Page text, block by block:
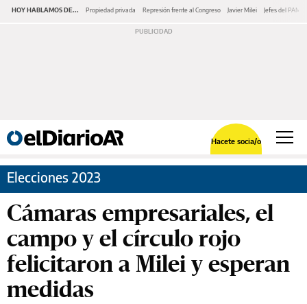
HOY HABLAMOS DE... Propiedad privada Represión frente al Congreso Javier Milei Jefes del PAMI
Hacete socia/o
Elecciones 2023
Cámaras empresariales, el
campo y el círculo rojo
felicitaron a Milei y esperan
medidas